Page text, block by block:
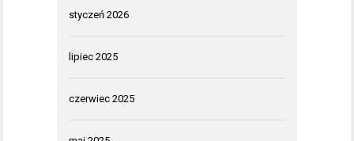
styczeń 2026
lipiec 2025
czerwiec 2025